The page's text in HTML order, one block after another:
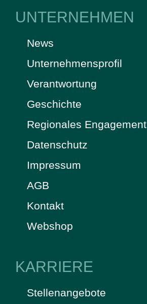
UNTERNEHMEN
News
Unternehmensprofil
Verantwortung
Geschichte
Regionales Engagement
Datenschutz
Impressum
AGB
Kontakt
Webshop
KARRIERE
Stellenangebote